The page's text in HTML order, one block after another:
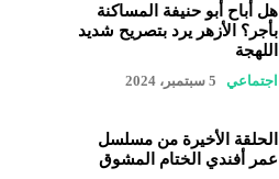
هل أباح أبو حنيفة المساكنة
بأجر؟ الأزهر يرد بتصريح شديد
اللهجة
اجتماعي 5 سبتمبر، 2024
الحلقة الأخيرة من مسلسل
عمر أفندي الختام المشوق